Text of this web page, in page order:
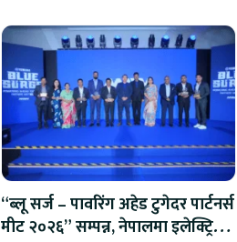
“ब्लू सर्ज – पावरिंग अहेड टुगेदर पार्टनर्स
मीट २०२६” सम्पन्न, नेपालमा इलेक्ट्रिक